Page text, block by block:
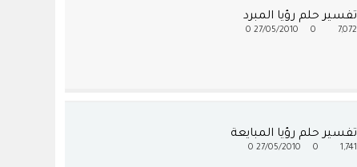
تفسير حلم رؤيا المبرد
7,072
27/05/2010
0
تفسير حلم رؤيا المبايعة
1,741
27/05/2010
0